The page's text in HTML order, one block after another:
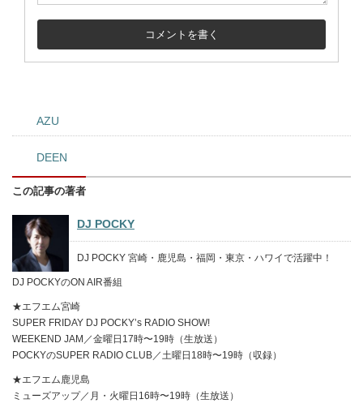
AZU
DEEN
この記事の著者
DJ POCKY
DJ POCKY 宮崎・鹿児島・福岡・東京・ハワイで活躍中！
DJ POCKYのON AIR番組
★エフエム宮崎
SUPER FRIDAY DJ POCKY’s RADIO SHOW!
WEEKEND JAM／金曜日17時〜19時（生放送）
POCKYのSUPER RADIO CLUB／土曜日18時〜19時（収録）
★エフエム鹿児島
ミューズアップ／月・火曜日16時〜19時（生放送）